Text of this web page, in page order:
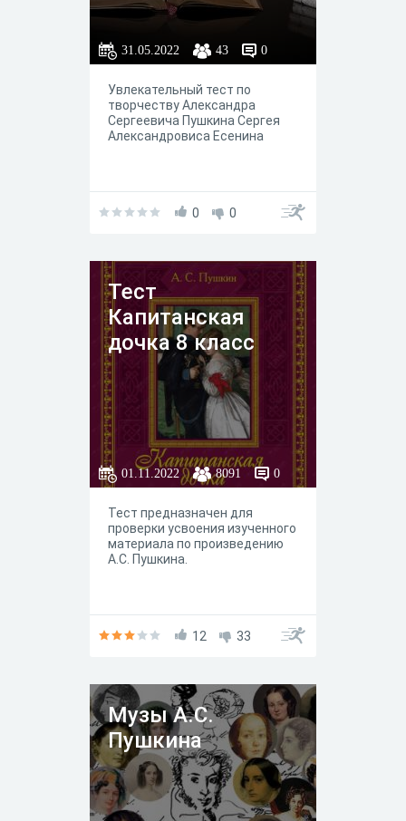
31.05.2022 43 0
Увлекательный тест по
творчеству Александра
Сергеевича Пушкина Сергея
Александровиса Есенина
0 0
Тест
Капитанская
дочка 8 класс
01.11.2022 8091 0
Тест предназначен для
проверки усвоения изученного
материала по произведению
А.С. Пушкина.
12 33
Музы А.С.
Пушкина